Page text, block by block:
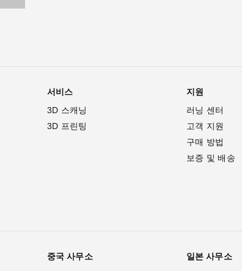
서비스
3D 스캐닝
3D 프린팅
지원
러닝 센터
고객 지원
구매 방법
보증 및 배송
중국 사무소
일본 사무소